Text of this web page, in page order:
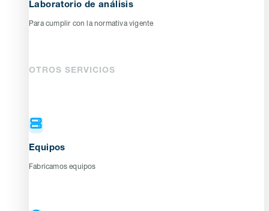
Laboratorio de análisis
Para cumplir con la normativa vigente
OTROS SERVICIOS
Equipos
Fabricamos equipos